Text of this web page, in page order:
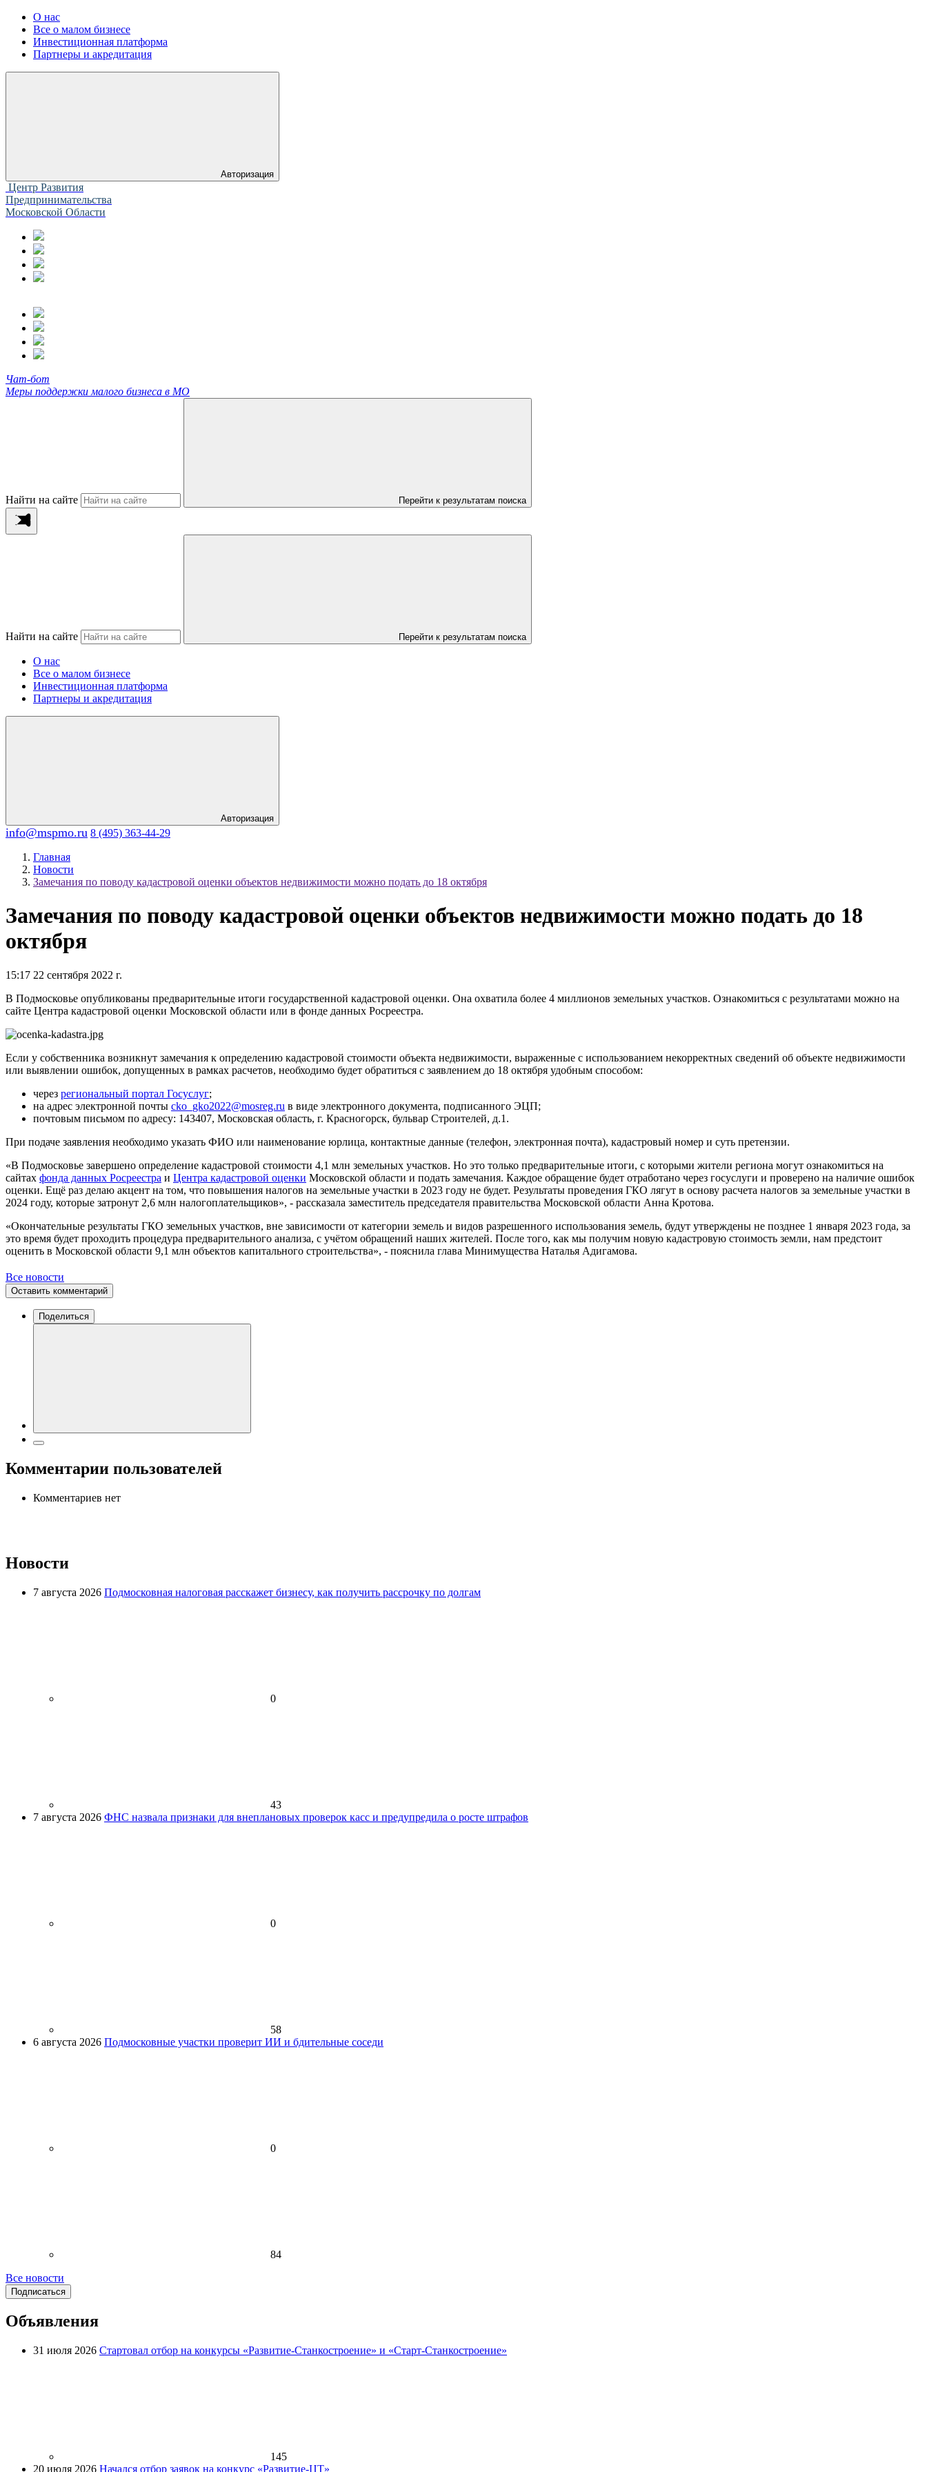
О нас
Все о малом бизнесе
Инвестиционная платформа
Партнеры и акредитация
Авторизация
Центр Развития
Предпринимательства
Московской Области
Чат-бот
Меры поддержки малого бизнеса в МО
Найти на сайте Перейти к результатам поиска
Найти на сайте Перейти к результатам поиска
О нас
Все о малом бизнесе
Инвестиционная платформа
Партнеры и акредитация
Авторизация
info@mspmo.ru 8 (495) 363-44-29
Главная
Новости
Замечания по поводу кадастровой оценки объектов недвижимости можно подать до 18 октября
Замечания по поводу кадастровой оценки объектов недвижимости можно подать до 18
октября
15:17 22 сентября 2022 г.
В Подмосковье опубликованы предварительные итоги государственной кадастровой оценки. Она охватила более 4 миллионов земельных участков. Ознакомиться с результатами можно на
сайте Центра кадастровой оценки Московской области или в фонде данных Росреестра.
Если у собственника возникнут замечания к определению кадастровой стоимости объекта недвижимости, выраженные с использованием некорректных сведений об объекте недвижимости
или выявлении ошибок, допущенных в рамках расчетов, необходимо будет обратиться с заявлением до 18 октября удобным способом:
через региональный портал Госуслуг;
на адрес электронной почты cko_gko2022@mosreg.ru в виде электронного документа, подписанного ЭЦП;
почтовым письмом по адресу: 143407, Московская область, г. Красногорск, бульвар Строителей, д.1.
При подаче заявления необходимо указать ФИО или наименование юрлица, контактные данные (телефон, электронная почта), кадастровый номер и суть претензии.
«В Подмосковье завершено определение кадастровой стоимости 4,1 млн земельных участков. Но это только предварительные итоги, с которыми жители региона могут ознакомиться на
сайтах фонда данных Росреестра и Центра кадастровой оценки Московской области и подать замечания. Каждое обращение будет отработано через госуслуги и проверено на наличие ошибок
оценки. Ещё раз делаю акцент на том, что повышения налогов на земельные участки в 2023 году не будет. Результаты проведения ГКО лягут в основу расчета налогов за земельные участки в
2024 году, которые затронут 2,6 млн налогоплательщиков», - рассказала заместитель председателя правительства Московской области Анна Кротова.
«Окончательные результаты ГКО земельных участков, вне зависимости от категории земель и видов разрешенного использования земель, будут утверждены не позднее 1 января 2023 года, за
это время будет проходить процедура предварительного анализа, с учётом обращений наших жителей. После того, как мы получим новую кадастровую стоимость земли, нам предстоит
оценить в Московской области 9,1 млн объектов капитального строительства», - пояснила глава Минимущества Наталья Адигамова.
Все новости
Оставить комментарий
Поделиться
Комментарии пользователей
Комментариев нет
Новости
7 августа 2026 Подмосковная налоговая расскажет бизнесу, как получить рассрочку по долгам
0
43
7 августа 2026 ФНС назвала признаки для внеплановых проверок касс и предупредила о росте штрафов
0
58
6 августа 2026 Подмосковные участки проверит ИИ и бдительные соседи
0
84
Все новости
Подписаться
Объявления
31 июля 2026 Стартовал отбор на конкурсы «Развитие-Станкостроение» и «Старт-Станкостроение»
145
20 июля 2026 Начался отбор заявок на конкурс «Развитие-ЦТ»